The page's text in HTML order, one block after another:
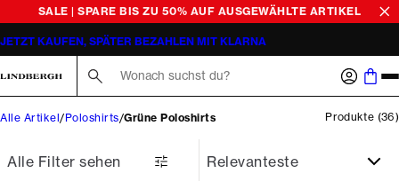
SALE | SPARE BIS ZU 50% AUF AUSGEWÄHLTE ARTIKEL
JETZT KAUFEN, SPÄTER BEZAHLEN MIT KLARNA
Alle Artikel Poloshirts Grüne Poloshirts Produkte (36)
Alle Filter sehen